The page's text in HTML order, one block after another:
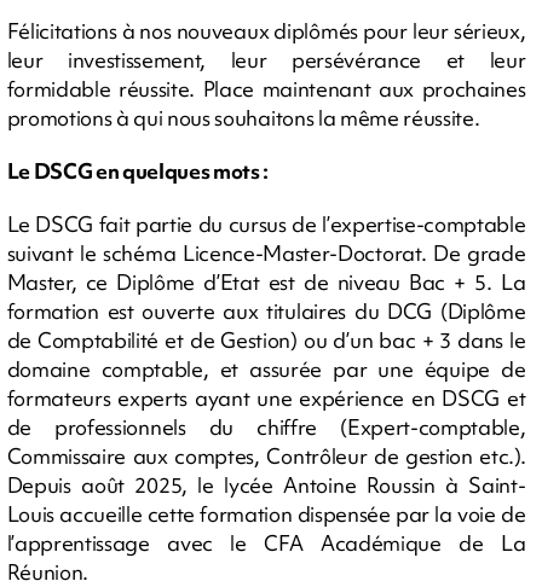
Félicitations à nos nouveaux diplômés pour leur sérieux,
leur investissement, leur persévérance et leur
formidable réussite. Place maintenant aux prochaines
promotions à qui nous souhaitons la même réussite.
Le DSCG en quelques mots :
Le DSCG fait partie du cursus de l’expertise-comptable
suivant le schéma Licence-Master-Doctorat. De grade
Master, ce Diplôme d’Etat est de niveau Bac + 5. La
formation est ouverte aux titulaires du DCG (Diplôme
de Comptabilité et de Gestion) ou d’un bac + 3 dans le
domaine comptable, et assurée par une équipe de
formateurs experts ayant une expérience en DSCG et
de professionnels du chiffre (Expert-comptable,
Commissaire aux comptes, Contrôleur de gestion etc.).
Depuis août 2025, le lycée Antoine Roussin à Saint-
Louis accueille cette formation dispensée par la voie de
l’apprentissage avec le CFA Académique de La
Réunion.